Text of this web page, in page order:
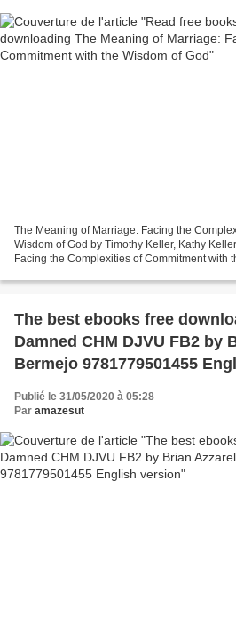
The Meaning of Marriage: Facing the
Wisdom of God by Timothy Keller, Kathy
Facing the Complexities of Commitment with
The best ebooks free
Damned CHM DJVU FB2 by
Bermejo 9781779501455
Publié le 31/05/2020 à 05:28
Par amazesut